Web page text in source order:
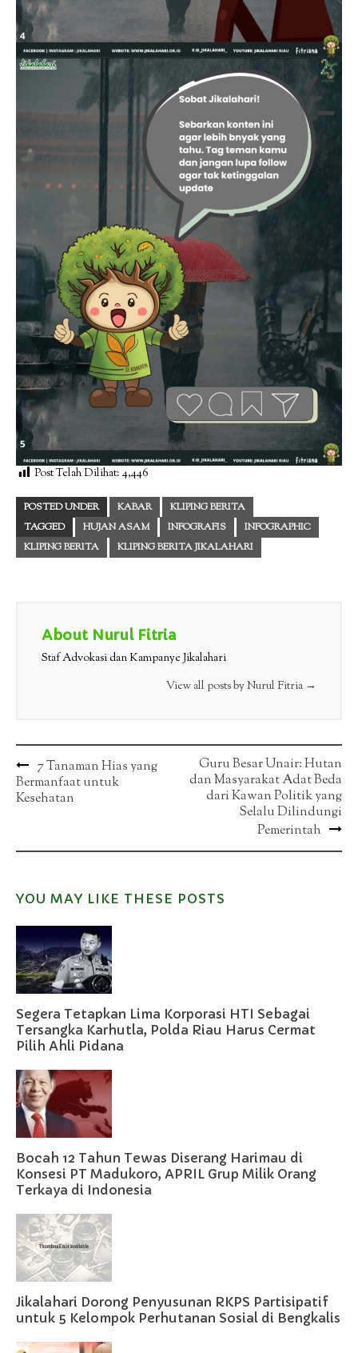
Post Telah Dilihat: 4,446
POSTED UNDER KABAR
KLIPING BERITA
TAGGED
HUJAN ASAM INFOGRAFIS
INFOGRAPHIC
KLIPING BERITA
KLIPING BERITA JIKALAHARI
About Nurul Fitria
Staf Advokasi dan Kampanye Jikalahari
View all posts by Nurul Fitria →
Post
navigation
7 Tanaman Hias yang
Bermanfaat untuk
Kesehatan
Guru Besar Unair: Hutan
dan Masyarakat Adat Beda
dari Kawan Politik yang
Selalu Dilindungi
Pemerintah
YOU MAY LIKE THESE POSTS
Segera Tetapkan Lima Korporasi HTI Sebagai
Tersangka Karhutla, Polda Riau Harus Cermat
Pilih Ahli Pidana
Bocah 12 Tahun Tewas Diserang Harimau di
Konsesi PT Madukoro, APRIL Grup Milik Orang
Terkaya di Indonesia
Jikalahari Dorong Penyusunan RKPS Partisipatif
untuk 5 Kelompok Perhutanan Sosial di Bengkalis